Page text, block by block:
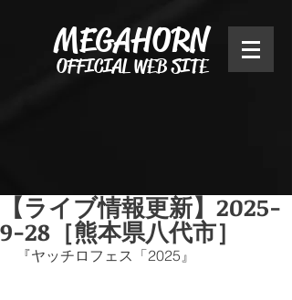
MEGAHORN
OFFICIAL WEB SITE
【ライブ情報更新】2025-
9-28［熊本県八代市］
『ヤッチロフェス「2025』